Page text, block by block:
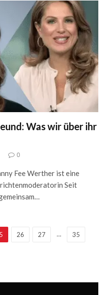
Was wir über ihr
0
Fee Werther ist eine
Seit
26 27 … 35